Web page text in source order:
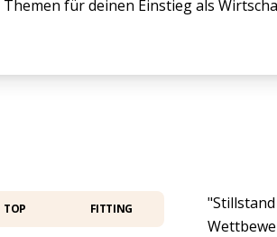
für deinen Einstieg als
TOP FITTING